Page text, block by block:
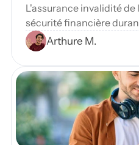
L'assurance invalidité
sécurité financière
Apprenez-en plus sur
essentiels.
Arthure M.
Blog